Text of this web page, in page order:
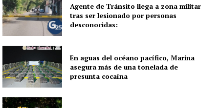
Agente de Tránsito llega a zona militar
tras ser lesionado por personas
desconocidas:
En aguas del océano pacífico, Marina
asegura más de una tonelada de
presunta cocaína